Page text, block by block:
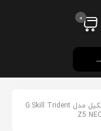
0
رم جی اسکیل مدل G.Skill Trident
Z5